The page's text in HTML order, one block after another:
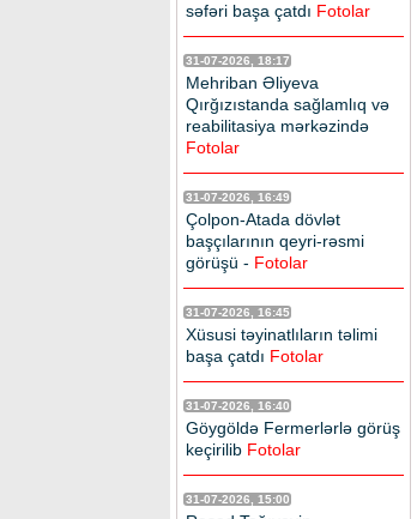
səfəri başa çatdı Fotolar
31-07-2026, 18:17
Mehriban Əliyeva
Qırğızıstanda sağlamlıq və
reabilitasiya mərkəzində
Fotolar
31-07-2026, 16:49
Çolpon-Atada dövlət
başçılarının qeyri-rəsmi
görüşü - Fotolar
31-07-2026, 16:45
Xüsusi təyinatlıların təlimi
başa çatdı Fotolar
31-07-2026, 16:40
Göygöldə Fermerlərlə görüş
keçirilib Fotolar
31-07-2026, 15:00